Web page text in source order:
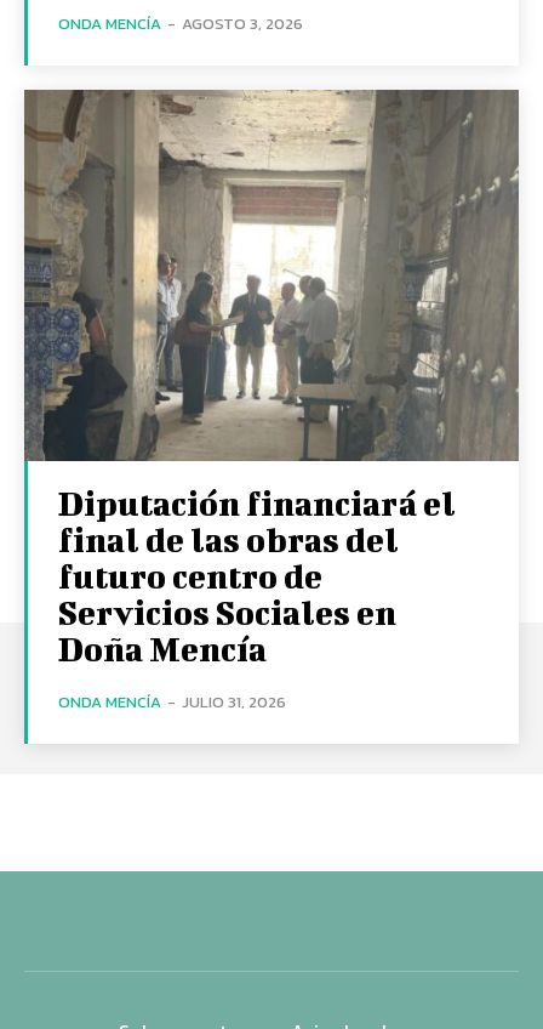
ONDA MENCÍA - AGOSTO 3, 2026
Diputación financiará el
final de las obras del
futuro centro de
Servicios Sociales en
Doña Mencía
ONDA MENCÍA - JULIO 31, 2026